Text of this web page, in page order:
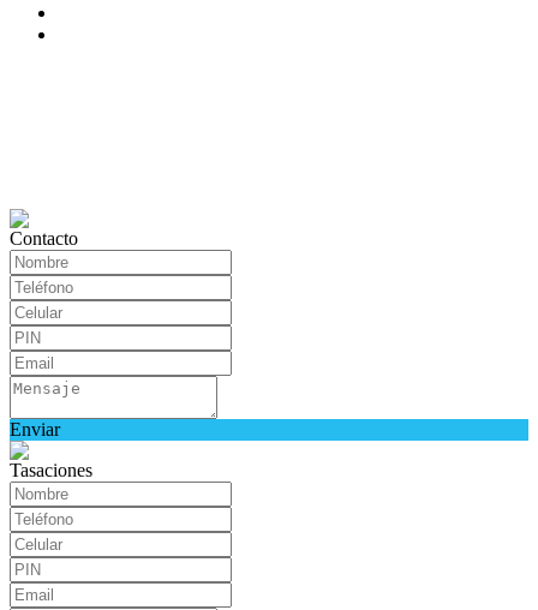
Contacto
Enviar
Tasaciones